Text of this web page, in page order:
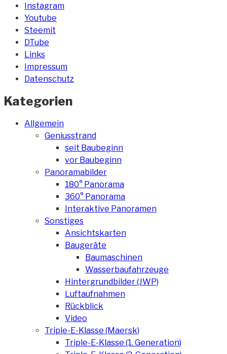
Instagram
Youtube
Steemit
DTube
Links
Impressum
Datenschutz
Kategorien
Allgemein
Geniusstrand
seit Baubeginn
vor Baubeginn
Panoramabilder
180° Panorama
360° Panorama
Interaktive Panoramen
Sonstiges
Ansichtskarten
Baugeräte
Baumaschinen
Wasserbaufahrzeuge
Hintergrundbilder (JWP)
Luftaufnahmen
Rückblick
Video
Triple-E-Klasse (Maersk)
Triple-E-Klasse (1. Generation)